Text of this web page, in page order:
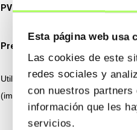
Esta página web usa
Las cookies de este
redes sociales y
con nuestros
información que les
servicios.
PVP: 179 Euros + IVA
Precios especiales
Utiliza tu código de descuento
(impuestos no incluidos):
40% de descuento para